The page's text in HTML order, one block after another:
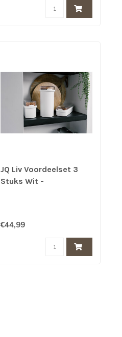
JQ Liv Voordeelset 3
Stuks Wit -
€44,99